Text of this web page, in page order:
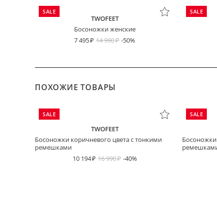
SALE
TWOFEET
Босоножки женские
7 495
14 990 -50%
SALE
ПОХОЖИЕ ТОВАРЫ
SALE
TWOFEET
Босоножки коричневого цвета с тонкими
ремешками
10 194
16 990 -40%
SALE